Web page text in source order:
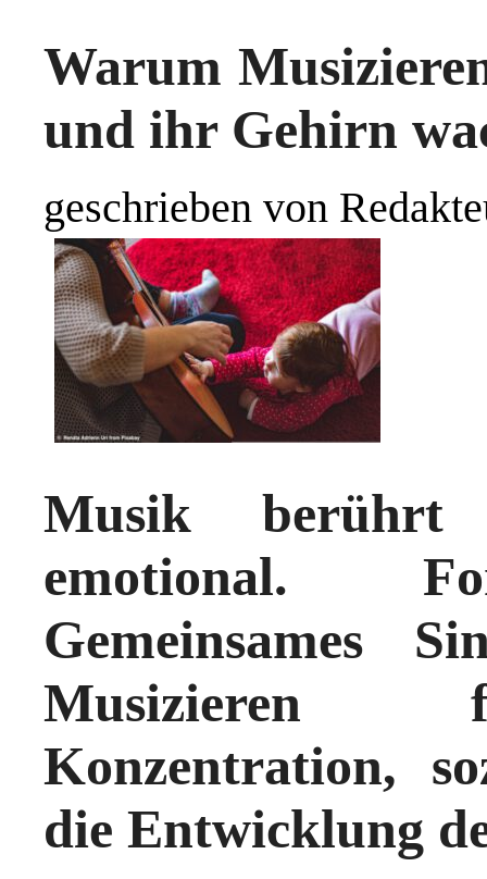
Warum
und ihr Gehirn
geschrieben von
Musik
emotional.
Gemeinsames
Musizieren
Konzentration,
die Entwicklung